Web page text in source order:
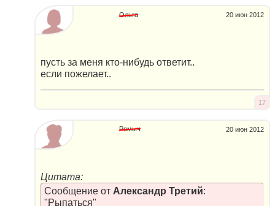
20 июн 2012
Ольга
пусть за меня кто-нибудь ответит..
если пожелает..
17
20 июн 2012
Ромыч
Цитата:
Сообщение от Александр Третий:
"Рыпаться"